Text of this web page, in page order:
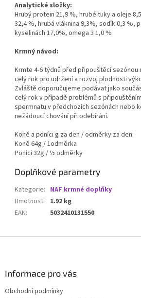
Analytické složky:
Hrubý protein 21,9 %, hrubé tuky a oleje
32,4 %, hrubá vláknina 9,3%, sodík 0,3 %,
kyselinách 17,0%, omega 3 1,0 %
Krmný návod:
Krmte 4-6 týdnů před připouštěcí sezónou
celý rok pro udržení a rozvoj plodnosti
Zvláště doporučujeme podávat jako
celý rok v případě problémů s
spermnatu v předchozích sezónách nebo
nežádoucí chování při odebírání.
Koně a poníci g za den / odměrky za den:
Koně 64g / 1odměrka
Poníci 32g / ½ odměrky
Doplňkové parametry
Kategorie: NAF krmné doplňky
Hmotnost:
1.92 kg
EAN: 5032410131550
Informace pro vás
Obchodní podmínky